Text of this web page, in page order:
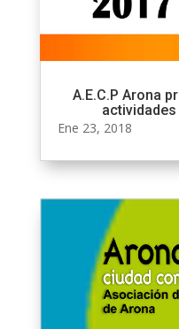
A.E.C.P Arona
Ene 23, 2018